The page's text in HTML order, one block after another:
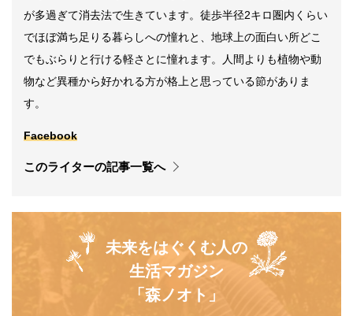
が多過ぎて消去法で生きています。徒歩半径2キロ圏内くらい
でほぼ満ち足りる暮らしへの憧れと、地球上の面白い所どこ
でもぶらりと行ける軽さとに憧れます。人間よりも植物や動
物など異種から好かれる方が格上と思っている節がありま
す。
Facebook
このライターの記事一覧へ
未来をはぐくむ人の
生活マガジン
「森ノオト」